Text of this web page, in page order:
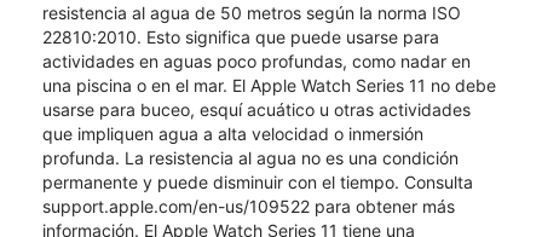
resistencia al agua de 50 metros según la norma ISO
22810:2010. Esto significa que puede usarse para
actividades en aguas poco profundas, como nadar en
una piscina o en el mar. El Apple Watch Series 11 no debe
usarse para buceo, esquí acuático u otras actividades
que impliquen agua a alta velocidad o inmersión
profunda. La resistencia al agua no es una condición
permanente y puede disminuir con el tiempo. Consulta
support.apple.com/en-us/109522 para obtener más
información. El Apple Watch Series 11 tiene una